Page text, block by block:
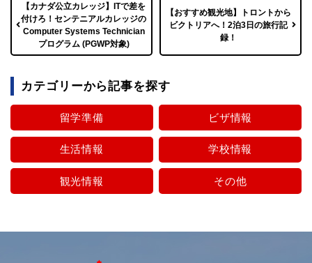
【カナダ公立カレッジ】ITで差を
付けろ！センテニアルカレッジの
Computer Systems Technician
プログラム (PGWP対象)
【おすすめ観光地】トロントから
ビクトリアへ！2泊3日の旅行記
録！
カテゴリーから記事を探す
留学準備 ビザ情報
生活情報 学校情報
観光情報 その他